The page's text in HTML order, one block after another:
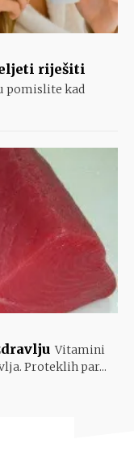
riješiti
pomislite kad
Vitamini
Proteklih par...